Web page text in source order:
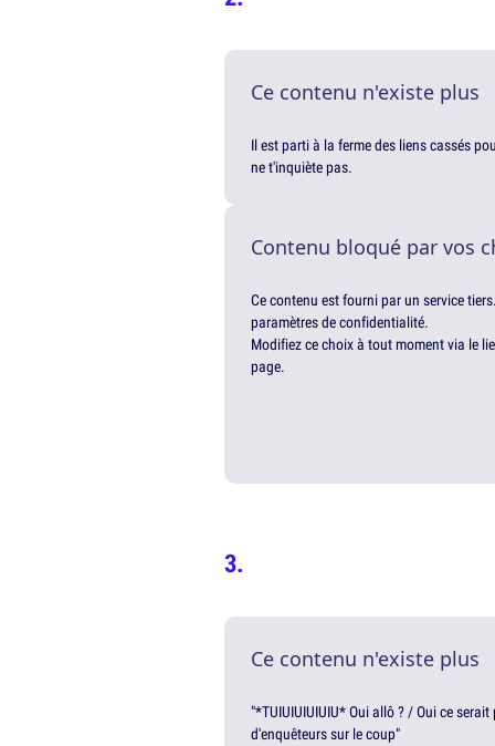
Ce contenu n'existe plus
Il est parti à la ferme des liens cassés
ne t'inquiète pas.
Contenu bloqué par vos
Ce contenu est fourni par un service
paramètres de confidentialité.
Modifiez ce choix à tout moment via le
page.
Ce contenu n'existe plus
"*TUIUIUIUIUIU* Oui allô ? / Oui ce
d'enquêteurs sur le coup"